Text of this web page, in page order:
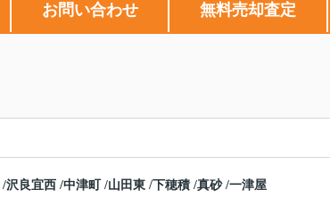
お問い合わせ 無料売却査定
/沢良宜西 /中津町 /山田東 /下穂積 /真砂/一津屋